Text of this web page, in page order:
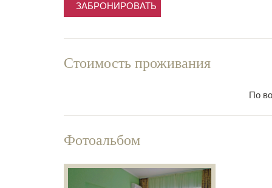
ЗАБРОНИРОВАТЬ
Стоимость проживания
По
Фотоальбом